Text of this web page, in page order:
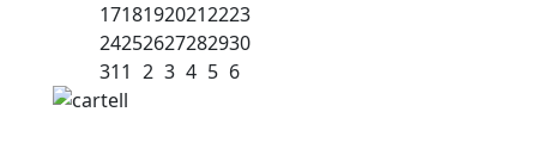
17181920212223
24252627282930
311 2 3 4 5 6